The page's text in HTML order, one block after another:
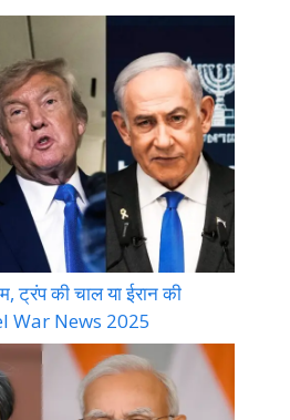
ट्रंप की चाल या ईरान की
War News 2025